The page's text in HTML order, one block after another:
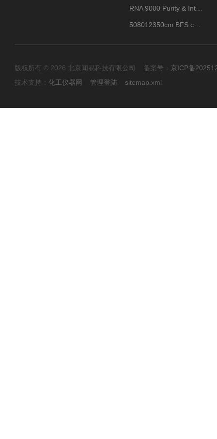
版权所有 © 2026 北京闻易科技有限公司 备案号： 京ICP备
技术支持： 化工仪器网 管理登陆 sitemap.xml